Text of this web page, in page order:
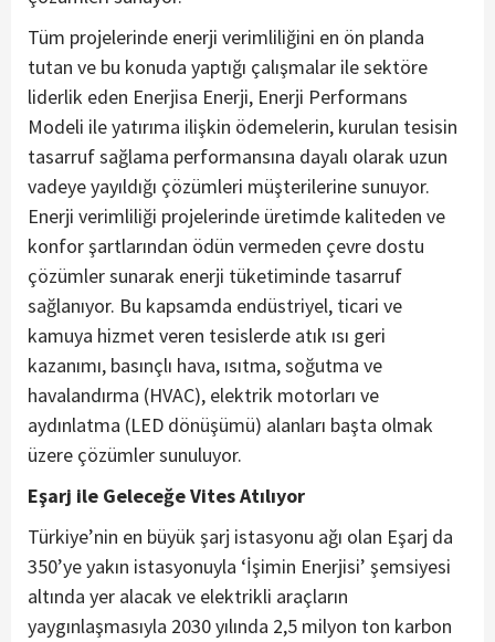
Tüm projelerinde enerji verimliliğini en ön planda
tutan ve bu konuda yaptığı çalışmalar ile sektöre
liderlik eden Enerjisa Enerji, Enerji Performans
Modeli ile yatırıma ilişkin ödemelerin, kurulan tesisin
tasarruf sağlama performansına dayalı olarak uzun
vadeye yayıldığı çözümleri müşterilerine sunuyor.
Enerji verimliliği projelerinde üretimde kaliteden ve
konfor şartlarından ödün vermeden çevre dostu
çözümler sunarak enerji tüketiminde tasarruf
sağlanıyor. Bu kapsamda endüstriyel, ticari ve
kamuya hizmet veren tesislerde atık ısı geri
kazanımı, basınçlı hava, ısıtma, soğutma ve
havalandırma (HVAC), elektrik motorları ve
aydınlatma (LED dönüşümü) alanları başta olmak
üzere çözümler sunuluyor.
Eşarj ile Geleceğe Vites Atılıyor
Türkiye’nin en büyük şarj istasyonu ağı olan Eşarj da
350’ye yakın istasyonuyla ‘İşimin Enerjisi’ şemsiyesi
altında yer alacak ve elektrikli araçların
yaygınlaşmasıyla 2030 yılında 2,5 milyon ton karbon